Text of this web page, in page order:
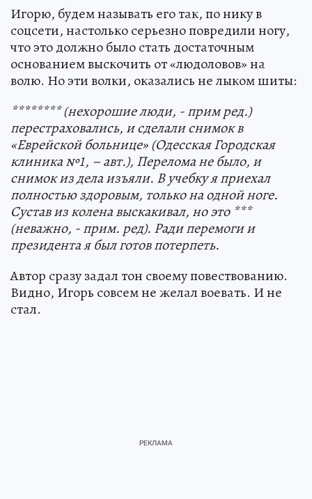
Игорю, будем называть его так, по нику в
соцсети, настолько серьезно повредили ногу,
что это должно было стать достаточным
основанием выскочить от «людоловов» на
волю. Но эти волки, оказались не лыком шиты:
******** (нехорошие люди, - прим ред.)
перестраховались, и сделали снимок в
«Еврейской больнице» (Одесская Городская
клиника №1, – авт.), Перелома не было, и
снимок из дела изъяли. В учебку я приехал
полностью здоровым, только на одной ноге.
Сустав из колена выскакивал, но это ***
(неважно, - прим. ред). Ради перемоги и
президента я был готов потерпеть.
Автор сразу задал тон своему повествованию.
Видно, Игорь совсем не желал воевать. И не
стал.